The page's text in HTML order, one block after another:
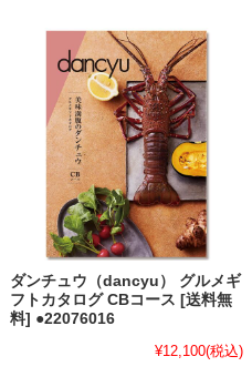
ダンチュウ（dancyu） グルメギ
フトカタログ CBコース [送料無
料] ●22076016
¥12,100(税込)